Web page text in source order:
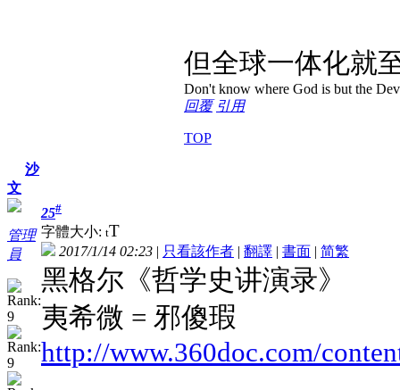
但全球一体化就
Don't know where God is but the
回覆 引用
TOP
沙
文
管理
員
25#
字體大小: tT
2017/1/14 02:23 | 只看該作者 | 翻譯 | 書面 | 简繁
黑格尔《哲学史讲演录》
夷希微 = 邪傻瑕
http://www.360doc.com/